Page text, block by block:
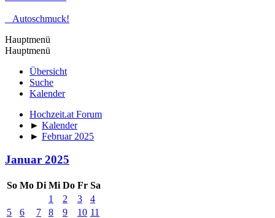
Autoschmuck!
Hauptmenü
Hauptmenü
Übersicht
Suche
Kalender
Hochzeit.at Forum
► Kalender
► Februar 2025
Januar 2025
So Mo Di Mi Do Fr Sa
1
2 3
4
5
6 7 8 9 10 11